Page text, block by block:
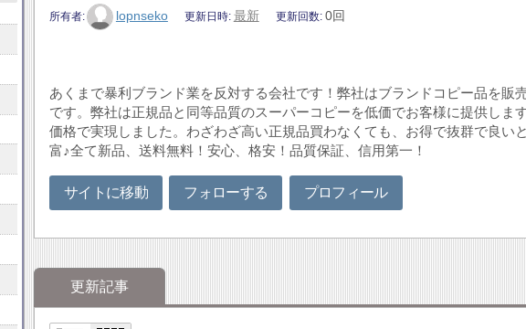
所有者 lopnseko 更新日時 最新 更新回数 0回
あくまで暴利ブランド業を反対する会社です！弊社はブランドコピー品を
です。弊社は正規品と同等品質のスーパーコピーを低価でお客様に提供し
価格で実現しました。わざわざ高い正規品買わなくても、お得で抜群で良
富♪全て新品、送料無料！安心、格安！品質保証、信用第一！
サイトに移動 フォローする プロフィール
更新記事